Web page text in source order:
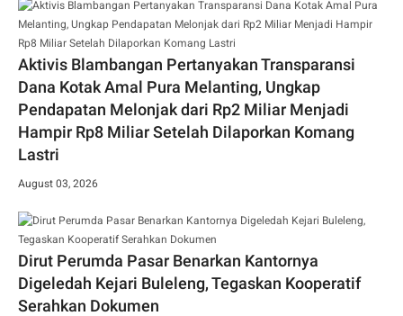
Aktivis Blambangan Pertanyakan Transparansi
Dana Kotak Amal Pura Melanting, Ungkap
Pendapatan Melonjak dari Rp2 Miliar Menjadi
Hampir Rp8 Miliar Setelah Dilaporkan Komang
Lastri
August 03, 2026
Dirut Perumda Pasar Benarkan Kantornya
Digeledah Kejari Buleleng, Tegaskan Kooperatif
Serahkan Dokumen